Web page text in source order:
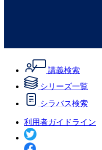
講義検索
シリーズ一覧
シラバス検索
利用者ガイドライン